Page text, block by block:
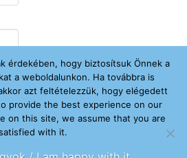
Nyilatkozatot.
érdekében, hogy biztosítsuk Önnek a
a weboldalunkon. Ha továbbra is
azt feltételezzük, hogy elégedett
provide the best experience on our
on this site, we assume that you are
with it.